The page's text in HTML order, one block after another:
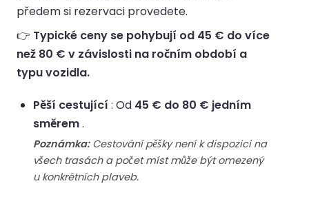
předem si rezervaci provedete.
👉 Typické ceny se pohybují od 45 € do více
než 80 € v závislosti na ročním období a
typu vozidla.
Pěší cestující : Od 45 € do 80 € jedním
směrem.
Poznámka:Cestování pěšky není k dispozici na
všech trasách a počet míst může být omezený
u konkrétních plaveb.